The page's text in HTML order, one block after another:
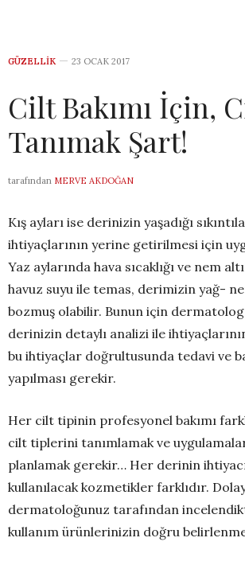
GÜZELLIK 23 OCAK 2017
Cilt Bakımı İçin,
Tanımak Şart!
tarafından MERVE AKDOĞAN
Kış ayları ise derinizin yaşadığı
ihtiyaçlarının yerine getirilmesi için
Yaz aylarında hava sıcaklığı ve nem
havuz suyu ile temas, derimizin yağ-
bozmuş olabilir. Bunun için
derinizin detaylı analizi ile
bu ihtiyaçlar doğrultusunda tedavi ve
yapılması gerekir.
Her cilt tipinin profesyonel bakımı
cilt tiplerini tanımlamak ve
planlamak gerekir… Her derinin
kullanılacak kozmetikler farklıdır.
dermatoloğunuz tarafından
kullanım ürünlerinizin doğru